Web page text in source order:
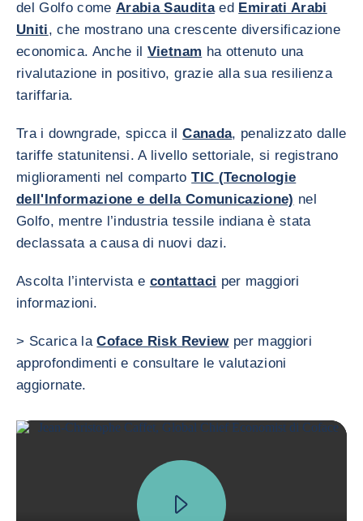
del Golfo comeArabia Sauditaed Emirati Arabi
Uniti, che mostrano una crescente diversificazione
economica. Anche il Vietnam ha ottenuto una
rivalutazione in positivo, grazie alla sua resilienza
tariffaria.
Tra i downgrade, spicca ilCanada, penalizzato dalle
tariffe statunitensi. A livello settoriale, si registrano
miglioramenti nel compartoTIC (Tecnologie
dell'Informazione e della Comunicazione) nel
Golfo, mentre l’industria tessile indiana è stata
declassata a causa di nuovi dazi.
Ascolta l’intervista e contattaci per maggiori
informazioni.
> Scarica laCoface Risk Reviewper maggiori
approfondimenti e consultare le valutazioni
aggiornate.